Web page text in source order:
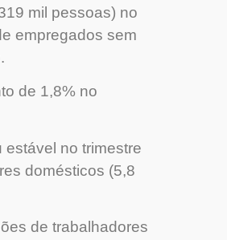
mil pessoas) no
empregados sem
de 1,8% no
no trimestre
domésticos (5,8
de trabalhadores